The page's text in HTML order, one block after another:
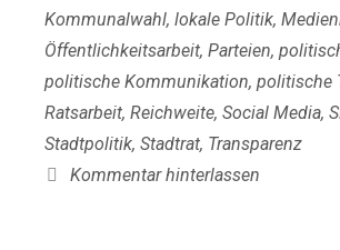
Kommunalwahl, lokale Politik,
Öffentlichkeitsarbeit, Parteien,
politische Kommunikation, politische
Ratsarbeit, Reichweite, Social Media,
Stadtpolitik, Stadtrat, Transparenz
Kommentar hinterlassen